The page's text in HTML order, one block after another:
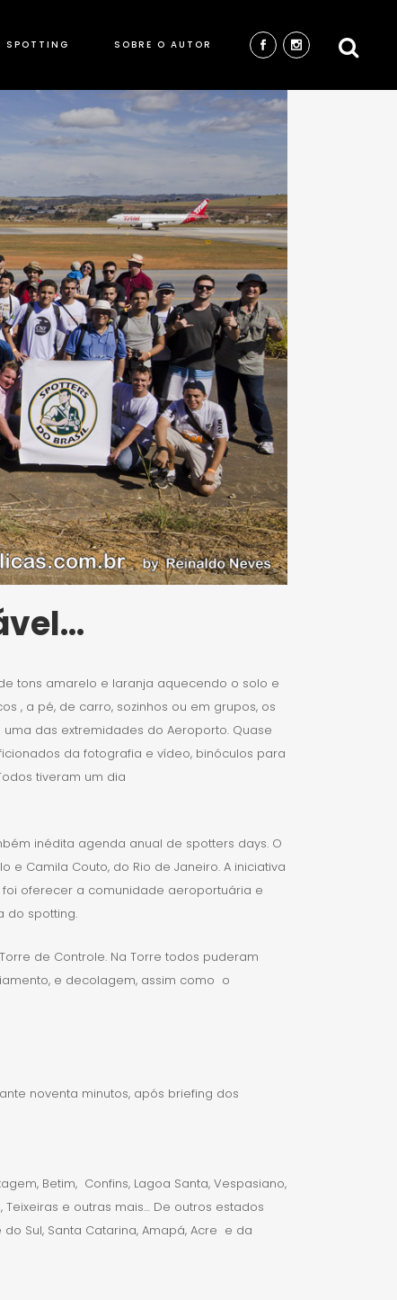
SPOTTING SOBRE O AUTOR
tons amarelo e laranja aquecendo o solo e
, a pé, de carro, sozinhos ou em grupos, os
das extremidades do Aeroporto. Quase
da fotografia e vídeo, binóculos para
tiveram um dia
inédita agenda anual de spotters days. O
e Camila Couto, do Rio de Janeiro. A iniciativa
oferecer a comunidade aeroportuária e
do spotting.
de Controle. Na Torre todos puderam
e decolagem, assim como o
noventa minutos, após briefing dos
Betim, Confins, Lagoa Santa, Vespasiano,
e outras mais… De outros estados
Sul, Santa Catarina, Amapá, Acre e da